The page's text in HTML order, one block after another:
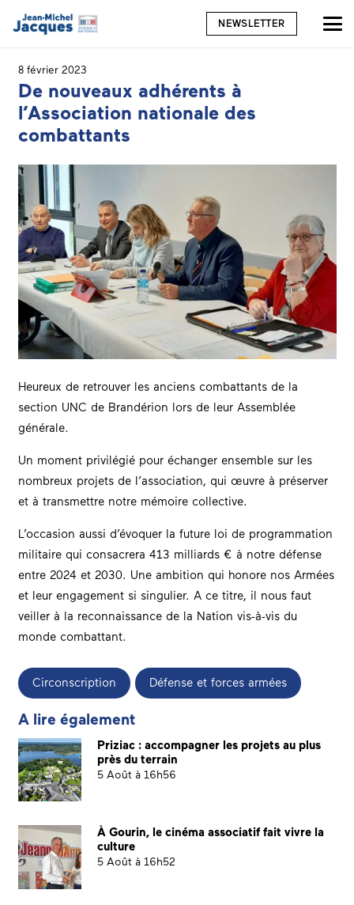
NEWSLETTER
8 février 2023
De nouveaux adhérents à
l’Association nationale des
combattants
Heureux de retrouver les anciens combattants de la
section UNC de Brandérion lors de leur Assemblée
générale.
Un moment privilégié pour échanger ensemble sur les
nombreux projets de l’association, qui œuvre à préserver
et à transmettre notre mémoire collective.
L’occasion aussi d’évoquer la future loi de programmation
militaire qui consacrera 413 milliards € à notre défense
entre 2024 et 2030. Une ambition qui honore nos Armées
et leur engagement si singulier. A ce titre, il nous faut
veiller à la reconnaissance de la Nation vis-à-vis du
monde combattant.
Circonscription Défense et forces armées
A lire également
Priziac : accompagner les projets au plus
près du terrain
5 Août à 16h56
À Gourin, le cinéma associatif fait vivre la
culture
5 Août à 16h52